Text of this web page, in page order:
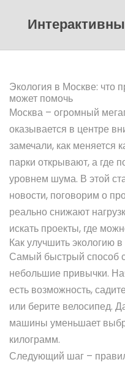
Экология в Москве: что
может помочь
Москва – огромный
оказывается в центре
замечали, как меняется
парки открывают, а где
уровнем шума. В этой
новости, поговорим о
реально снижают
искать проекты, где
Как улучшить экологию
Самый быстрый способ
небольшие привычки.
есть возможность,
или берите велосипед.
машины уменьшает
килограмм.
Следующий шаг –